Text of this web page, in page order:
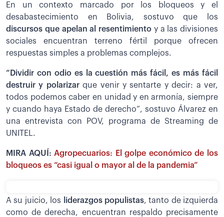
En un contexto marcado por los bloqueos y el
desabastecimiento en Bolivia, sostuvo que los
discursos que apelan al resentimiento y a las divisiones
sociales encuentran terreno fértil porque ofrecen
respuestas simples a problemas complejos.
“Dividir con odio es la cuestión más fácil, es más fácil
destruir y polarizarque venir y sentarte y decir: a ver,
todos podemos caber en unidad y en armonía, siempre
y cuando haya Estado de derecho”, sostuvo Álvarez en
una entrevista con POV, programa de Streaming de
UNITEL.
MIRA AQUÍ:Agropecuarios: El golpe económico de los
bloqueos es “casi igual o mayor al de la pandemia”
A su juicio, los liderazgos populistas, tanto de izquierda
como de derecha, encuentran respaldo precisamente